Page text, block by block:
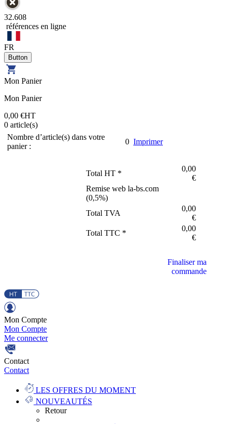
32.608
références en ligne
FR
Mon Panier
Mon Panier
0,00 €HT
0 article(s)
Nombre d’article(s) dans votre
panier :
0 Imprimer
Total HT *
0,00
€
Remise web la-bs.com
(0,5%)
Total TVA
0,00
€
Total TTC *
0,00
€
Finaliser ma
commande
Mon Compte
Mon Compte
Me connecter
Contact
Contact
LES OFFRES DU MOMENT
NOUVEAUTÉS
Retour